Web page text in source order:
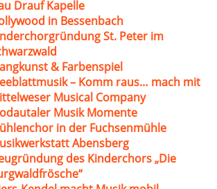
Drauf Kapelle
in Bessenbach
St. Peter im
& Farbenspiel
– Komm raus… mach mit
Musical Company
Musik Momente
in der Fuchsenmühle
Abensberg
des Kinderchors „Die